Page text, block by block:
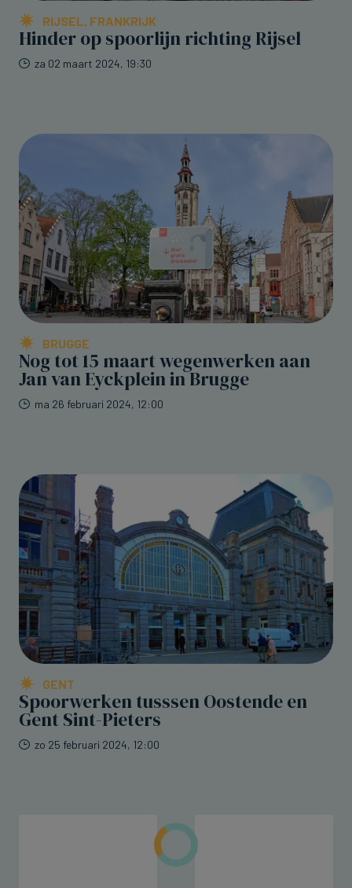
RIJSEL, FRANKRIJK
Hinder op spoorlijn richting Rijsel
za 02 maart 2024, 19:30
BRUGGE
Nog tot 15 maart wegenwerken aan
Jan van Eyckplein in Brugge
ma 26 februari 2024, 12:00
GENT
Spoorwerken tusssen Oostende en
Gent Sint-Pieters
zo 25 februari 2024, 12:00